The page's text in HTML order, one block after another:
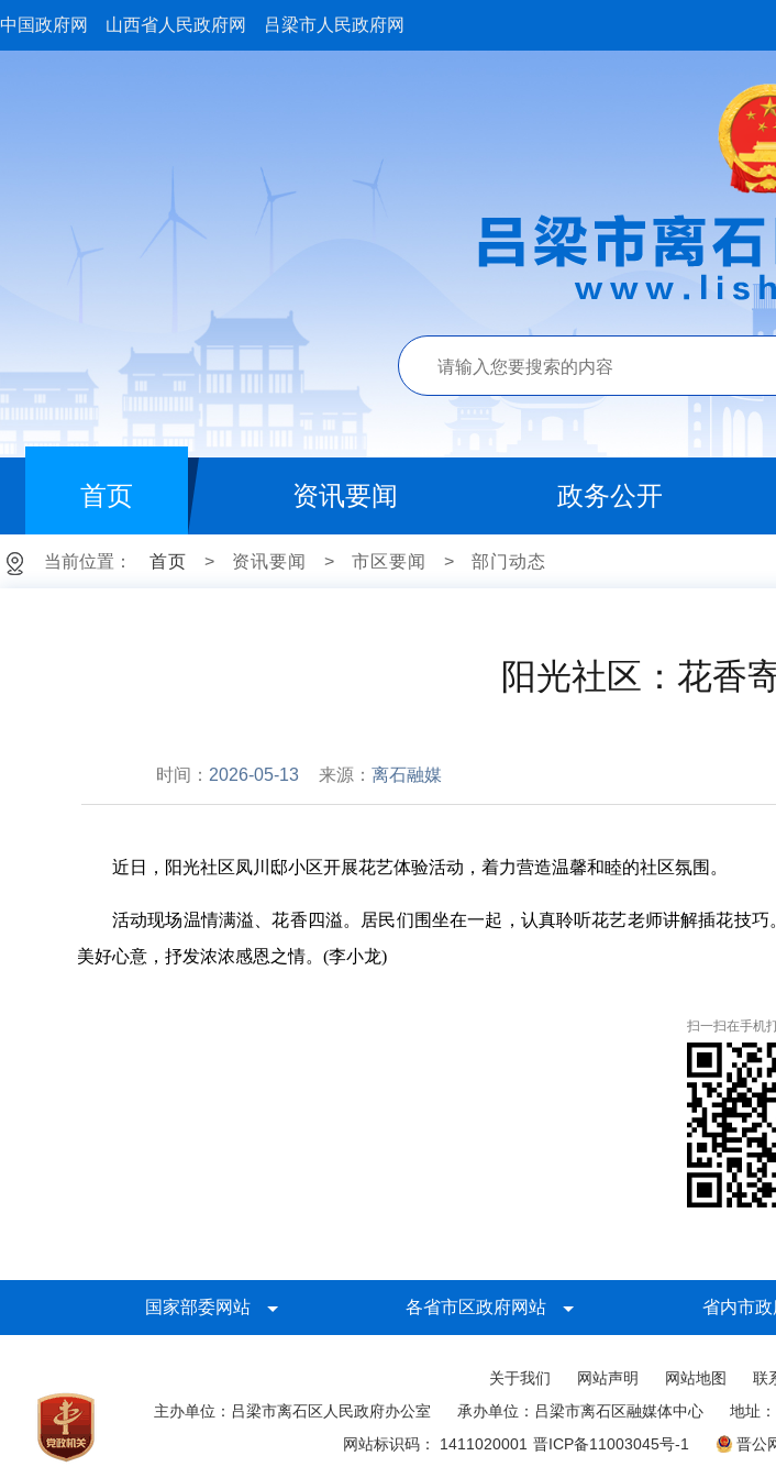
中国政府网 山西省人民政府网 吕梁市人民政府网
首页 资讯要闻 政务公开
当前位置： 首页 > 资讯要闻 > 市区要闻 > 部门动态
阳光社区：花香
时间： 2026-05-13 来源：离石融媒
近日，阳光社区凤川邸小区开展花艺体验活动，着力营造温馨和睦的社区氛围。
活动现场温情满溢、花香四溢。居民们围坐在一起，认真聆听花艺老师讲解插花技
美好心意，抒发浓浓感恩之情。(李小龙)
扫一扫在手机
国家部委网站 各省市区政府网站 省内市
关于我们 网站声明 网站地图
联
主办单位：吕梁市离石区人民政府办公室
承办单位：吕梁市离石区融媒体中心 地址
网站标识码： 1411020001 晋ICP备11003045号-1 晋公